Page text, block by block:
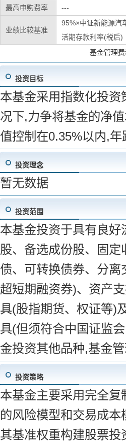
最高申购费率
---
业绩比较基准
95%×中证新能源汽
活期存款利率(税后)
基金管理
投资目标
本基金采用指数化投
况下,力争将基金的净
值控制在0.35%以内,
投资理念
暂无数据
投资范围
本基金投资于具有良
股、备选成份股、固
债、可转换债券、分
超短期融资券)、资产
具(股指期货、权证等)
具(但须符合中国证监
金投资其他品种,基金
投资策略
本基金主要采用完全
的风险模型和交易成
其基准权重构建股票